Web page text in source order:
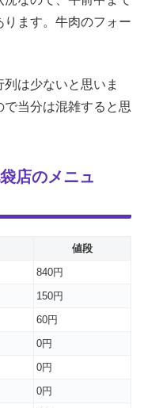
ます。牛肉のフォー
は少ないと思いま
当分は混雑すると思
店のメニュ
値段
840円
150円
60円
0円
0円
0円